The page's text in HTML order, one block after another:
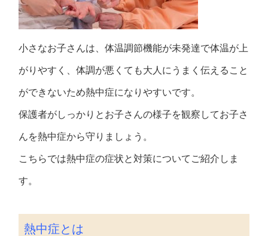
小さなお子さんは、体温調節機能が未発達で体温が上
がりやすく、体調が悪くても大人にうまく伝えること
ができないため熱中症になりやすいです。
保護者がしっかりとお子さんの様子を観察してお子さ
んを熱中症から守りましょう。
こちらでは熱中症の症状と対策についてご紹介しま
す。
熱中症とは